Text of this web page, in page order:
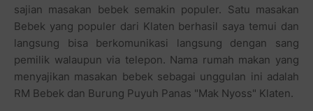
sajian masakan bebek semakin populer. Satu masakan
Bebek yang populer dari Klaten berhasil saya temui dan
langsung bisa berkomunikasi langsung dengan sang
pemilik walaupun via telepon. Nama rumah makan yang
menyajikan masakan bebek sebagai unggulan ini adalah
RM Bebek dan Burung Puyuh Panas "Mak Nyoss" Klaten.